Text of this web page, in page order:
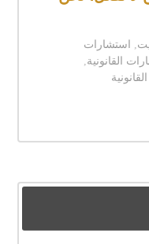
استشارات
القانونية